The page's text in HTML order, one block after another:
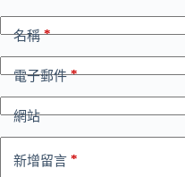
名稱*
電子郵件*
網站
新增留言 *